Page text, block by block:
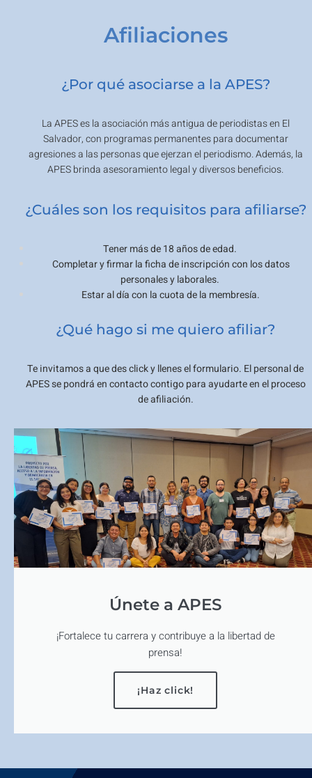
Afiliaciones
¿Por qué asociarse a la APES?
La APES es la asociación más antigua de periodistas en El
Salvador, con programas permanentes para documentar
agresiones a las personas que ejerzan el periodismo. Además, la
APES brinda asesoramiento legal y diversos beneficios.
¿Cuáles son los requisitos para afiliarse?
Tener más de 18 años de edad.
Completar y firmar la ficha de inscripción con los datos
personales y laborales.
Estar al día con la cuota de la membresía.
¿Qué hago si me quiero afiliar?
Te invitamos a que des click y llenes el formulario. El personal de
APES se pondrá en contacto contigo para ayudarte en el proceso
de afiliación.
Únete a APES
¡Fortalece tu carrera y contribuye a la libertad de
prensa!
¡Haz click!